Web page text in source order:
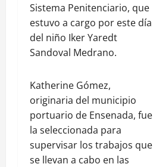
Sistema Penitenciario, que
estuvo a cargo por este día
del niño Iker Yaredt
Sandoval Medrano.
Katherine Gómez,
originaria del municipio
portuario de Ensenada, fue
la seleccionada para
supervisar los trabajos que
se llevan a cabo en las